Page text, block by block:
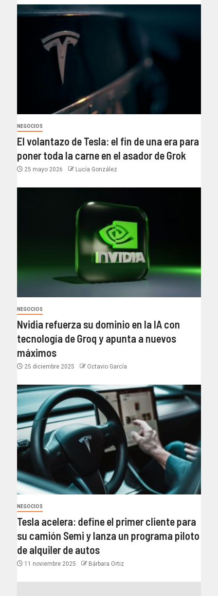
NEGOCIOS
El volantazo de Tesla: el fin de una era para
poner toda la carne en el asador de Grok
25 mayo 2026 Lucía González
NEGOCIOS
Nvidia refuerza su dominio en la IA con
tecnología de Groq y apunta a nuevos
máximos
25 diciembre 2025 Octavio García
NEGOCIOS
Tesla acelera: define el primer cliente para
su camión Semi y lanza un programa piloto
de alquiler de autos
11 noviembre 2025 Bárbara Ortiz